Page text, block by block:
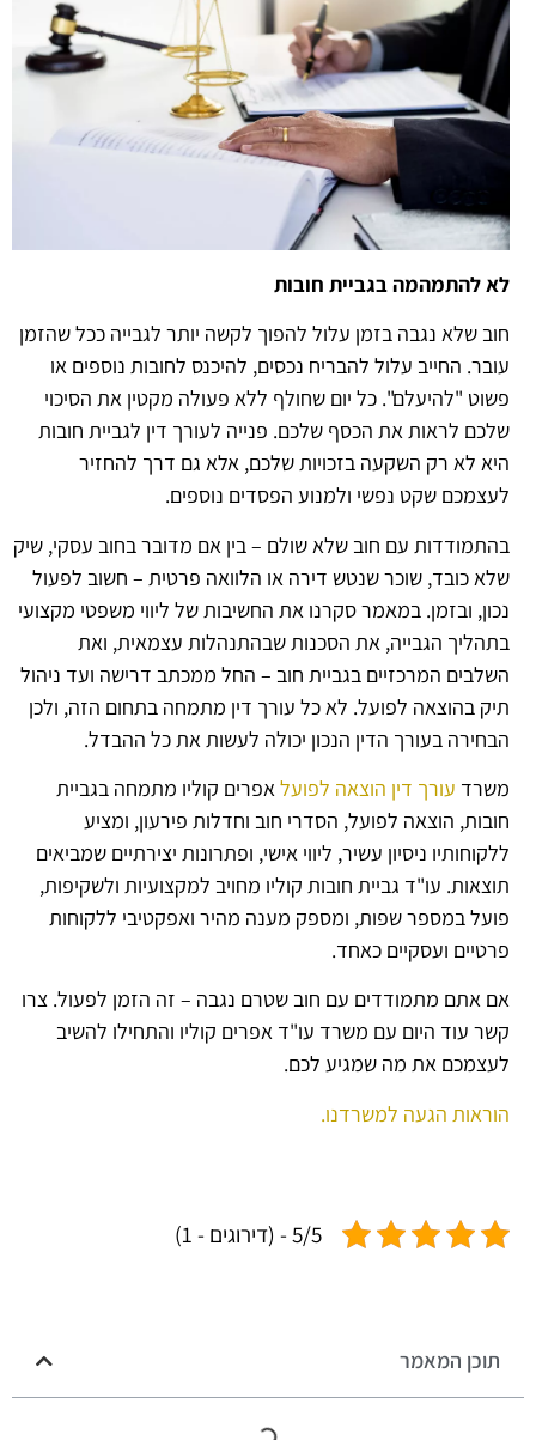
לא להתמהמה בגביית חובות
חוב שלא נגבה בזמן עלול להפוך לקשה יותר לגבייה ככל שהזמן
עובר. החייב עלול להבריח נכסים, להיכנס לחובות נוספים או
פשוט "להיעלם". כל יום שחולף ללא פעולה מקטין את הסיכוי
שלכם לראות את הכסף שלכם. פנייה לעורך דין לגביית חובות
היא לא רק השקעה בזכויות שלכם, אלא גם דרך להחזיר
לעצמכם שקט נפשי ולמנוע הפסדים נוספים.
בהתמודדות עם חוב שלא שולם – בין אם מדובר בחוב עסקי, שיק
שלא כובד, שוכר שנטש דירה או הלוואה פרטית – חשוב לפעול
נכון, ובזמן. במאמר סקרנו את החשיבות של ליווי משפטי מקצועי
בתהליך הגבייה, את הסכנות שבהתנהלות עצמאית, ואת
השלבים המרכזיים בגביית חוב – החל ממכתב דרישה ועד ניהול
תיק בהוצאה לפועל. לא כל עורך דין מתמחה בתחום הזה, ולכן
הבחירה בעורך הדין הנכון יכולה לעשות את כל ההבדל.
משרד עורך דין הוצאה לפועלאפרים קוליו מתמחה בגביית
חובות, הוצאה לפועל, הסדרי חוב וחדלות פירעון, ומציע
ללקוחותיו ניסיון עשיר, ליווי אישי, ופתרונות יצירתיים שמביאים
תוצאות. עו"ד גביית חובות קוליו מחויב למקצועיות ולשקיפות,
פועל במספר שפות, ומספק מענה מהיר ואפקטיבי ללקוחות
פרטיים ועסקיים כאחד.
אם אתם מתמודדים עם חוב שטרם נגבה – זה הזמן לפעול. צרו
קשר עוד היום עם משרד עו"ד אפרים קוליו והתחילו להשיב
לעצמכם את מה שמגיע לכם.
הוראות הגעה למשרדנו.
5/5 - (דירוגים - 1)
תוכן המאמר